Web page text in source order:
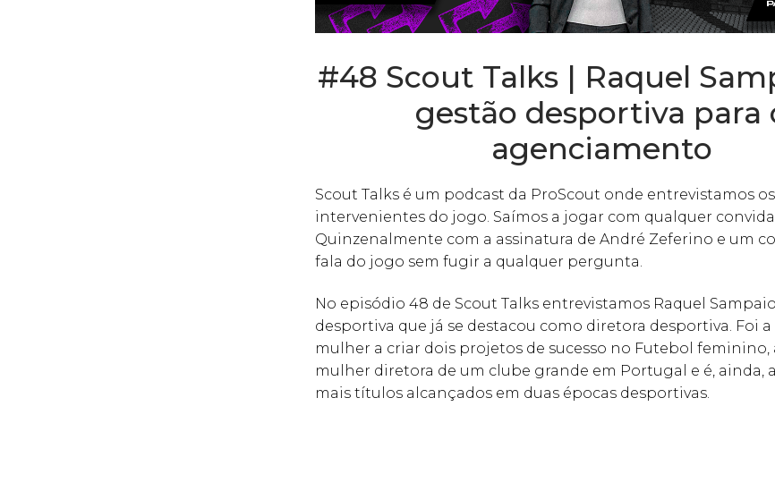
#48 Scout Talks | Raquel
gestão desportiva para
agenciamento
Scout Talks é um podcast da ProScout onde entrevistamos
intervenientes do jogo. Saímos a jogar com qualquer
Quinzenalmente com a assinatura de André Zeferino e um
fala do jogo sem fugir a qualquer pergunta.
No episódio 48 de Scout Talks entrevistamos Raquel
desportiva que já se destacou como diretora desportiva. Foi
mulher a criar dois projetos de sucesso no Futebol feminino,
mulher diretora de um clube grande em Portugal e é, ainda,
mais títulos alcançados em duas épocas desportivas.